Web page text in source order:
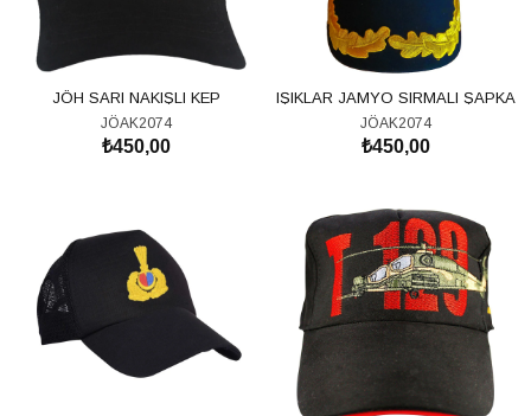
JÖH SARI NAKIŞLI KEP
JÖAK2074
₺450,00
IŞIKLAR JAMYO SIRMALI ŞAPKA
JÖAK2074
₺450,00